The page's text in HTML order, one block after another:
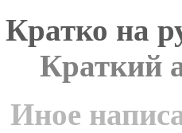
Кратко на
Краткий
Иное